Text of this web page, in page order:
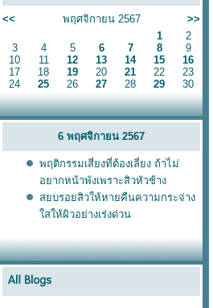
<< พฤศจิกายน 2567
>>
1
2
3
4 5 6 7 8
9
10
11 12 13 14 15
16
17
18 19 20 21 22
23
24
25 26 27 28 29 30
6 พฤศจิกายน 2567
พฤติกรรมเสี่ยงที่ต้องเลี่ยง ถ้าไม่
อยากหน้าพังเพราะสิวหัวช้าง
สยบรอยสิวให้หายคืนความกระจ่าง
สให้ผิวอย่างเร่งด่วน